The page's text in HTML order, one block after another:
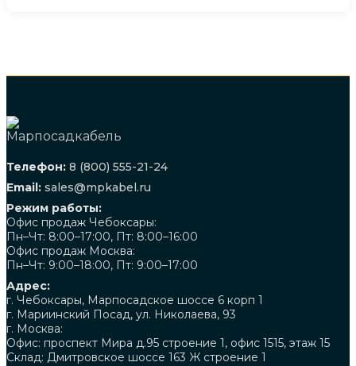
Телефон: 8 (800) 555-21-24
Email: sales@mpkabel.ru
Режим работы:
Офис продаж Чебоксары:
Пн–Чт: 8:00–17:00, Пт: 8:00–16:00
Офис продаж Москва:
Пн–Чт: 9:00–18:00, Пт: 9:00–17:00
Адрес:
г. Чебоксары, Марпосадское шоссе 6 корп 1
г. Мариинский Посад, ул. Николаева, 93
г. Москва:
Офис: проспект Мира д.95 строение 1, офис 1515, этаж 15
Склад: Дмитровское шоссе 163 Ж строение 1